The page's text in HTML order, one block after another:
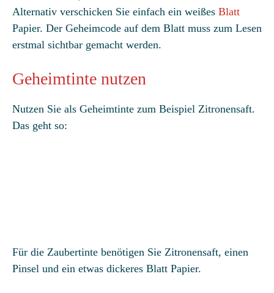
Alternativ verschicken Sie einfach ein weißes Blatt
Papier. Der Geheimcode auf dem Blatt muss zum Lesen
erstmal sichtbar gemacht werden.
Geheimtinte nutzen
Nutzen Sie als Geheimtinte zum Beispiel Zitronensaft.
Das geht so:
Für die Zaubertinte benötigen Sie Zitronensaft, einen
Pinsel und ein etwas dickeres Blatt Papier.